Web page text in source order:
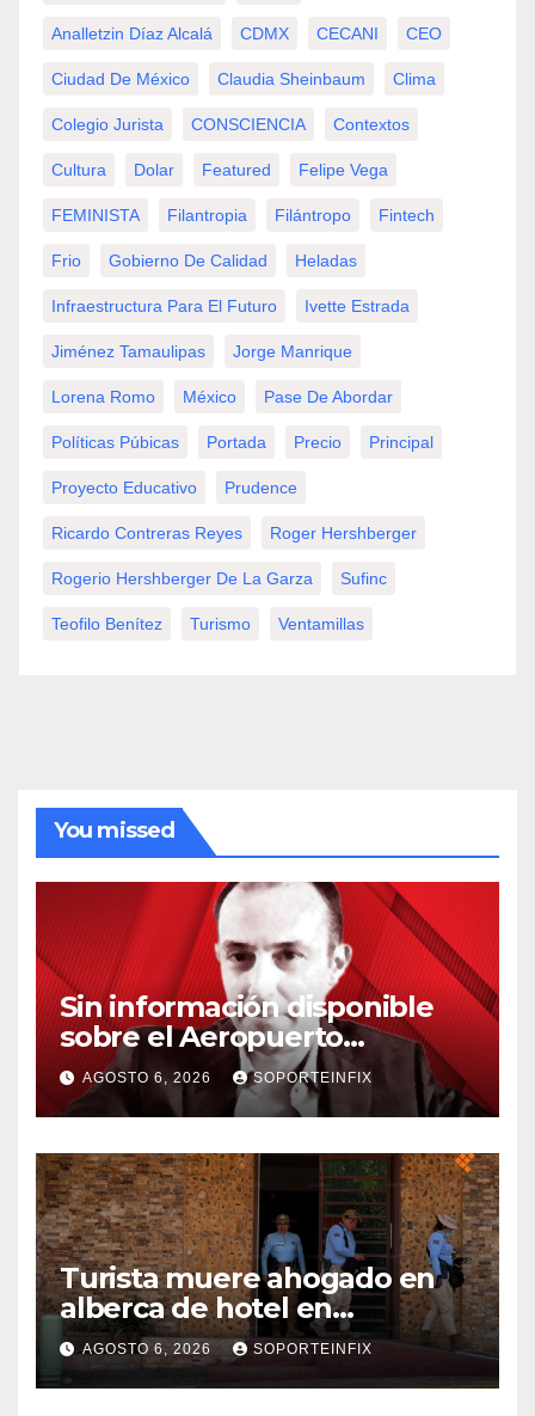
Analletzin Díaz Alcalá CDMX CECANI CEO
Ciudad De México Claudia Sheinbaum Clima
Colegio Jurista CONSCIENCIA Contextos
Cultura Dolar Featured Felipe Vega
FEMINISTA Filantropia Filántropo Fintech
Frio Gobierno De Calidad Heladas
Infraestructura Para El Futuro Ivette Estrada
Jiménez Tamaulipas Jorge Manrique
Lorena Romo México Pase De Abordar
Políticas Púbicas Portada Precio Principal
Proyecto Educativo Prudence
Ricardo Contreras Reyes Roger Hershberger
Rogerio Hershberger De La Garza Sufinc
Teofilo Benítez Turismo Ventamillas
You missed
Sin información disponible
sobre el Aeropuerto
Internacional de la Ciudad de
México
AGOSTO 6, 2026 SOPORTEINFIX
Turista muere ahogado en
alberca de hotel en
Acapulco; familiares pidieron
ayuda ante falta de personal
capacitado
AGOSTO 6, 2026 SOPORTEINFIX